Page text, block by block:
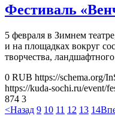
Фестиваль
5 февраля в Зимнем
и на площадках вокруг
творчества,
0 RUB https://schema.org/
https://kuda-sochi.ru/event/
874 3
<Назад 9 10 11 12 13 14